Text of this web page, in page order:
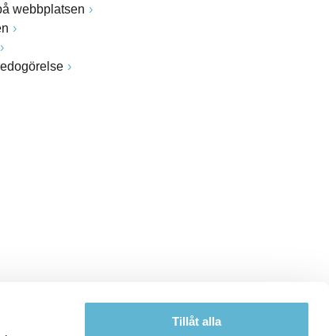
Tillåt alla
webbplatsen